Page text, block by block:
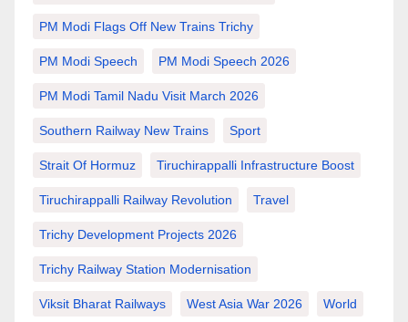
PM Modi Flags Off New Trains Trichy
PM Modi Speech PM Modi Speech 2026
PM Modi Tamil Nadu Visit March 2026
Southern Railway New Trains Sport
Strait Of Hormuz Tiruchirappalli Infrastructure Boost
Tiruchirappalli Railway Revolution Travel
Trichy Development Projects 2026
Trichy Railway Station Modernisation
Viksit Bharat Railways West Asia War 2026 World